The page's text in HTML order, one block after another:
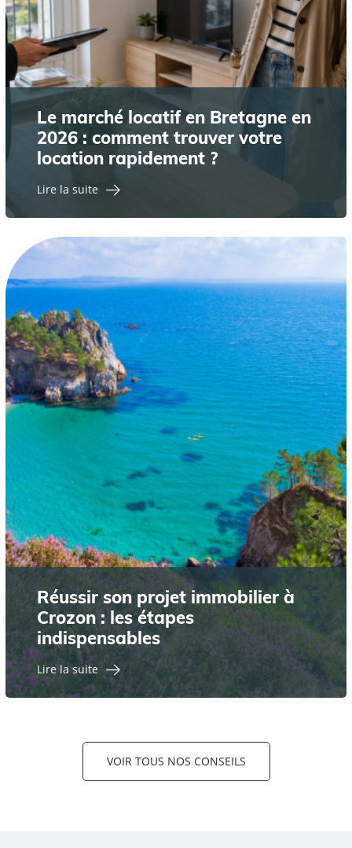
Le marché locatif en Bretagne en
2026 : comment trouver votre
location rapidement ?
Lire la suite
Réussir son projet immobilier à
Crozon : les étapes
indispensables
Lire la suite
VOIR TOUS NOS CONSEILS